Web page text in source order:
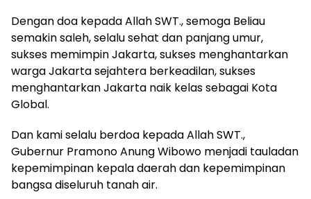
Dengan doa kepada Allah SWT., semoga Beliau
semakin saleh, selalu sehat dan panjang umur,
sukses memimpin Jakarta, sukses menghantarkan
warga Jakarta sejahtera berkeadilan, sukses
menghantarkan Jakarta naik kelas sebagai Kota
Global.
Dan kami selalu berdoa kepada Allah SWT.,
Gubernur Pramono Anung Wibowo menjadi tauladan
kepemimpinan kepala daerah dan kepemimpinan
bangsa diseluruh tanah air.